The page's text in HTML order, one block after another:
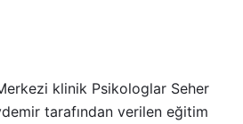
klinik Psikologlar Seher
tarafından verilen eğitim